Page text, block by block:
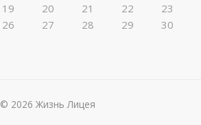
19 20 21 22
23
26 27 28 29
30
© 2026 Жизнь Лицея